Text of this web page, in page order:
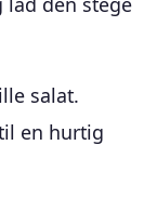
salat.
en hurtig